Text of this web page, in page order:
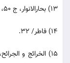
13) بحارالانوار، ج 50، ص 269.
14) فاطر/ 32.